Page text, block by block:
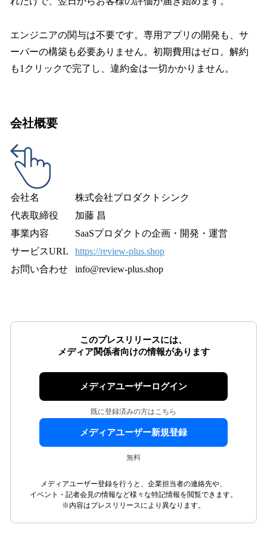
エンジニアの関与は不要です。専用アプリの開発も、サ
ーバーの構築も必要ありません。初期費用はゼロ。解約
も1クリックで完了し、違約金は一切かかりません。
会社概要
会社名
株式会社プロダクトシンク
代表取締役
加藤 昌
事業内容
SaaSプロダクトの企画・開発・運営
サービスURL
https://review-plus.shop
お問い合わせ
info@review-plus.shop
このプレスリリースには、
メディア関係者向けの情報があります
メディアユーザーログイン
既に登録済みの方はこちら
メディアユーザー新規登録
無料
メディアユーザー登録を行うと、企業担当者の連絡先や、
イベント・記者会見の情報など様々な特記情報を閲覧できます。
※内容はプレスリリースにより異なります。